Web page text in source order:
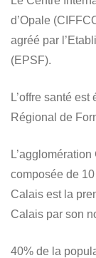
d’Opale
agréé par
(EPSF).
L’offre santé
Régional de
composée de
Calais est la
Calais par son
40% de la